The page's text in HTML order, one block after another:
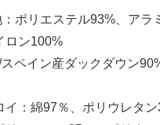
ポリエステル93%、アラ
ロン100%
ペイン産ダックダウン
イ：綿97％、ポリウレタン